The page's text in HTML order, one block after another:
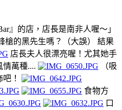
』的店，店長是南非人喔～」
槍的黑先生嗎？（大誤） 結果
店長夫人很漂亮喔！尤其她手
情萬種....
（吸
！
食物方
口